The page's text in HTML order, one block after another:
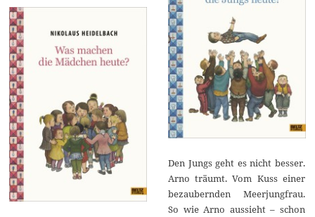
Den Jungs geht es nicht besser.
Arno träumt. Vom Kuss einer
bezaubernden Meerjungfrau.
So wie Arno aussieht – schon